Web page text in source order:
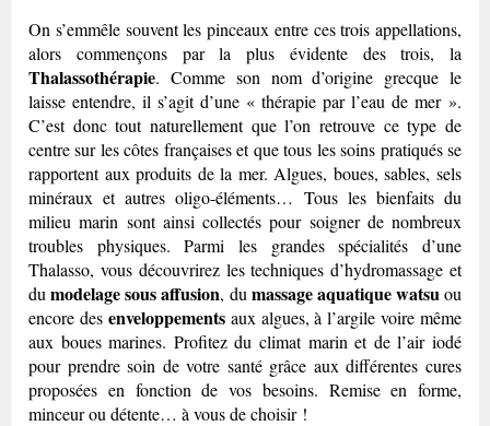
On s’emmêle souvent les pinceaux entre ces trois appellations,
alors commençons par la plus évidente des trois, la
Thalassothérapie. Comme son nom d’origine grecque le
laisse entendre, il s’agit d’une « thérapie par l’eau de mer ».
C’est donc tout naturellement que l’on retrouve ce type de
centre sur les côtes françaises et que tous les soins pratiqués se
rapportent aux produits de la mer. Algues, boues, sables, sels
minéraux et autres oligo-éléments… Tous les bienfaits du
milieu marin sont ainsi collectés pour soigner de nombreux
troubles physiques. Parmi les grandes spécialités d’une
Thalasso, vous découvrirez les techniques d’hydromassage et
dumodelage sous affusion, dumassage aquatique watsuou
encore des enveloppementsaux algues, à l’argile voire même
aux boues marines. Profitez du climat marin et de l’air iodé
pour prendre soin de votre santé grâce aux différentes cures
proposées en fonction de vos besoins. Remise en forme,
minceur ou détente… à vous de choisir !